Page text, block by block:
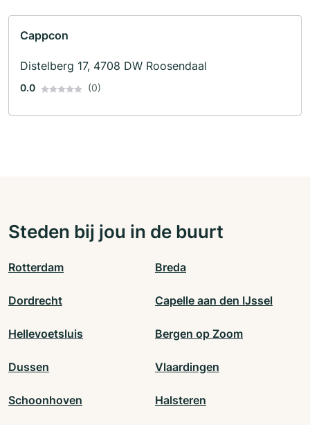
Cappcon
Distelberg 17, 4708 DW Roosendaal
0.0 (0)
Steden bij jou in de buurt
Rotterdam Breda
Dordrecht Capelle aan den IJssel
Hellevoetsluis Bergen op Zoom
Dussen Vlaardingen
Schoonhoven Halsteren